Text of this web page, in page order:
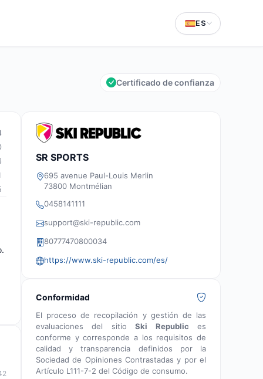
ES
Certificado de confianza
SR SPORTS
695 avenue Paul-Louis Merlin
73800 Montmélian
0458141111
support@ski-republic.com
80777470800034
https://www.ski-republic.com/es/
Conformidad
El proceso de recopilación y gestión de las
evaluaciones del sitioSki Republic es
conforme y corresponde a los requisitos de
calidad y transparencia definidos por la
Sociedad de Opiniones Contrastadas y por el
Artículo L111-7-2 del Código de consumo.